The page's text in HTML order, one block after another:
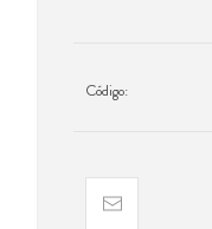
Código: